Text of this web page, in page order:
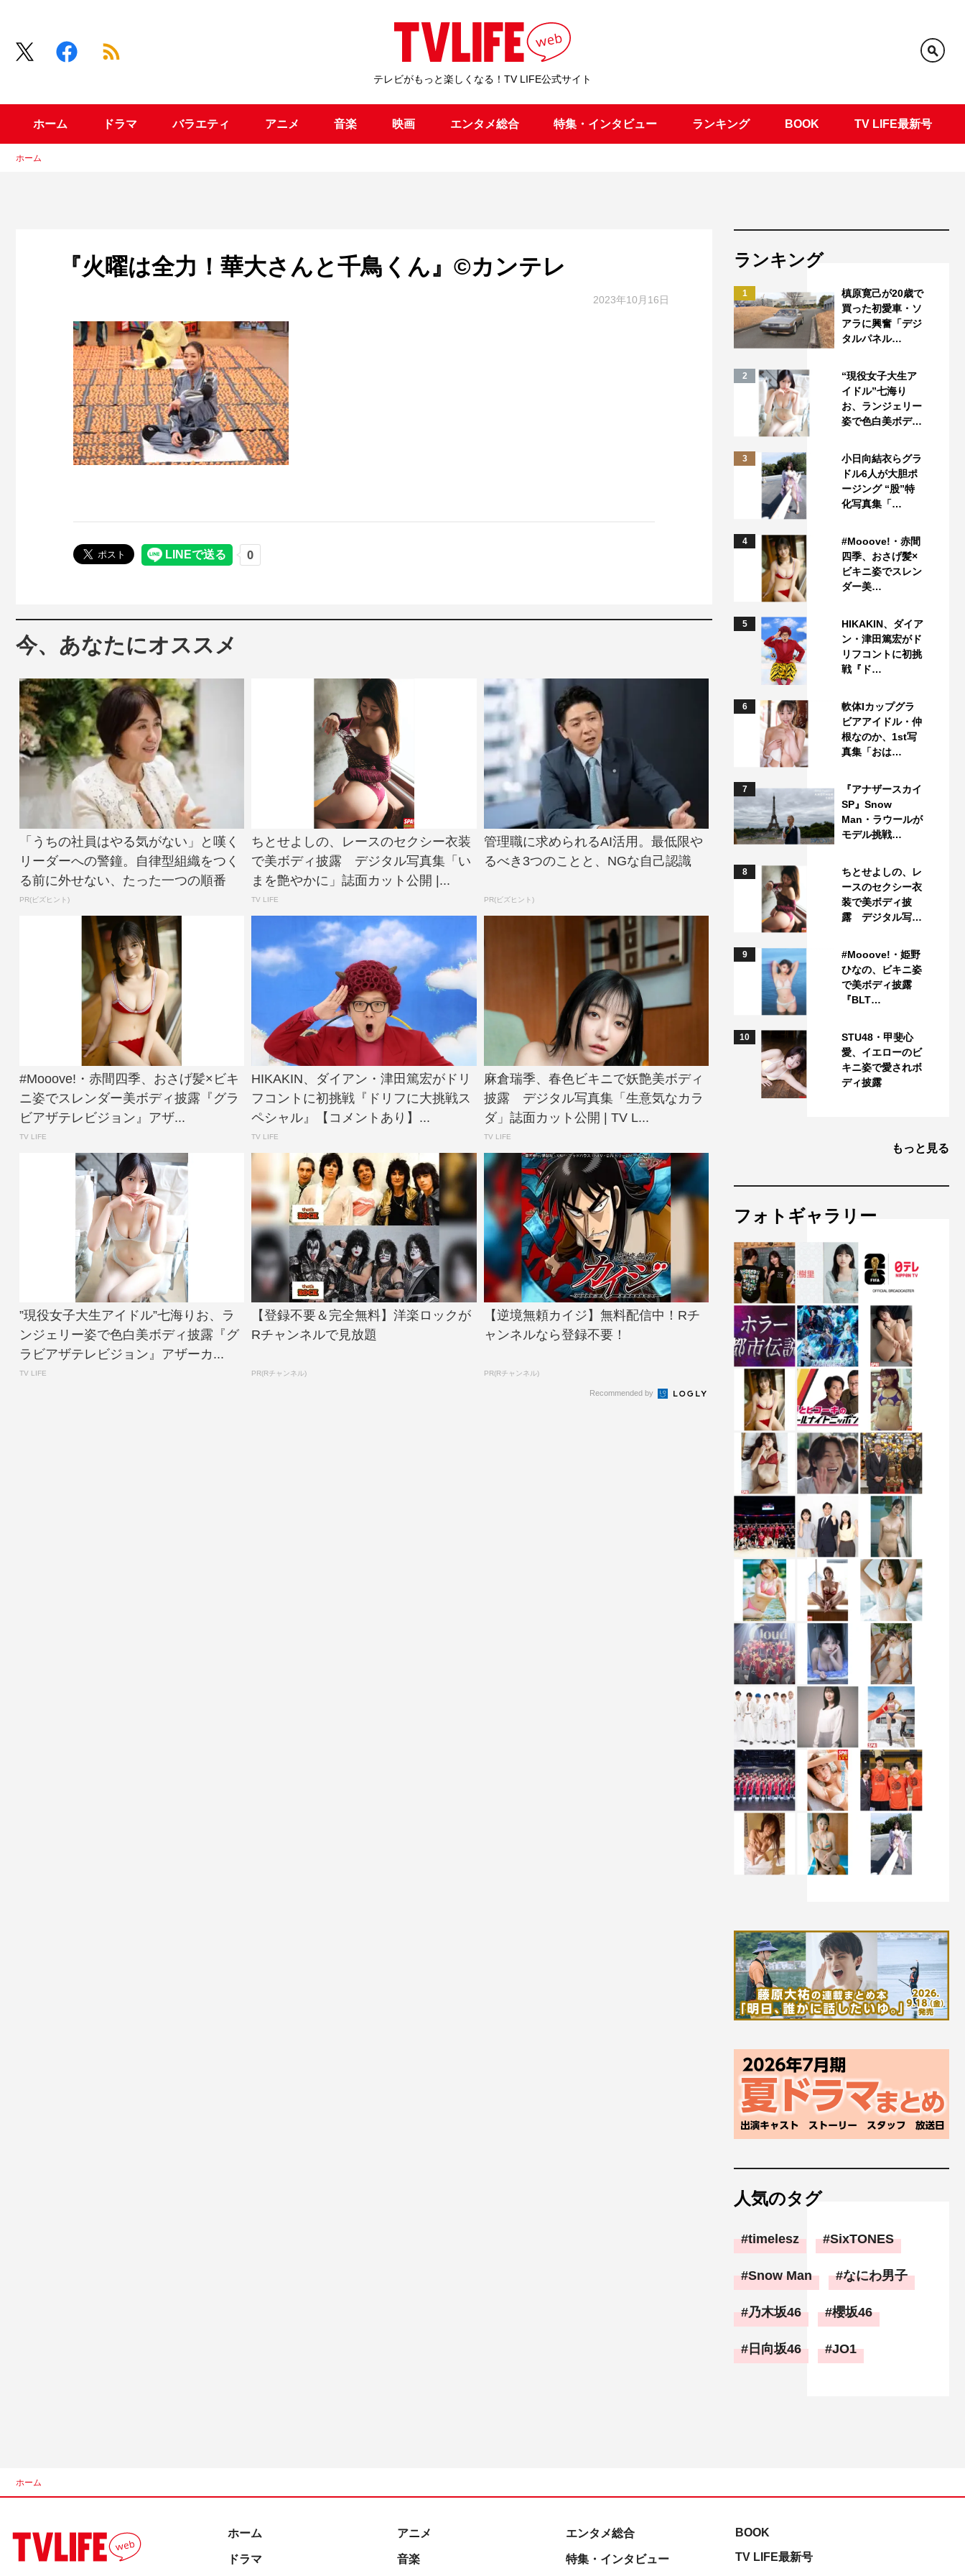
テレビがもっと楽しくなる！TV LIFE公式サイト
ホーム ドラマ バラエティ アニメ 音楽 映画 エンタメ総合 特集・インタビュー ランキング BOOK TV LIFE最新号
ホーム
『火曜は全力！華大さんと千鳥くん』©カンテレ
2023年10月16日
今、あなたにオススメ
「うちの社員はやる気がない」と嘆く
リーダーへの警鐘。自律型組織をつく
る前に外せない、たった一つの順番
PR(ビズヒント)
ちとせよしの、レースのセクシー衣装
で美ボディ披露 デジタル写真集「い
まを艶やかに」誌面カット公開 |...
TV LIFE
管理職に求められるAI活用。最低限や
るべき3つのことと、NGな自己認識
PR(ビズヒント)
#Mooove!・赤間四季、おさげ髪×ビキ
ニ姿でスレンダー美ボディ披露『グラ
ビアザテレビジョン』アザ...
TV LIFE
HIKAKIN、ダイアン・津田篤宏がドリ
フコントに初挑戦『ドリフに大挑戦ス
ペシャル』【コメントあり】...
TV LIFE
麻倉瑞季、春色ビキニで妖艶美ボディ
披露 デジタル写真集「生意気なカラ
ダ」誌面カット公開 | TV L...
TV LIFE
”現役女子大生アイドル”七海りお、ラ
ンジェリー姿で色白美ボディ披露『グ
ラビアザテレビジョン』アザーカ...
TV LIFE
【登録不要＆完全無料】洋楽ロックが
Rチャンネルで見放題
PR(Rチャンネル)
【逆境無頼カイジ】無料配信中！Rチ
ャンネルなら登録不要！
PR(Rチャンネル)
Recommended by
ランキング
1
槙原寛己が20歳で
買った初愛車・ソ
アラに興奮「デジ
タルパネル…
2
“現役女子大生ア
イドル”七海り
お、ランジェリー
姿で色白美ボデ…
3
小日向結衣らグラ
ドル6人が大胆ポ
ージング “股”特
化写真集「…
4
#Mooove!・赤間
四季、おさげ髪×
ビキニ姿でスレン
ダー美…
5
HIKAKIN、ダイア
ン・津田篤宏がド
リフコントに初挑
戦『ド…
6
軟体Iカップグラ
ビアアイドル・仲
根なのか、1st写
真集「おは…
7
『アナザースカイ
SP』Snow
Man・ラウールが
モデル挑戦…
8
ちとせよしの、レ
ースのセクシー衣
装で美ボディ披
露 デジタル写…
9
#Mooove!・姫野
ひなの、ビキニ姿
で美ボディ披露
『BLT…
10
STU48・甲斐心
愛、イエローのビ
キニ姿で愛されボ
ディ披露
もっと見る
フォトギャラリー
人気のタグ
timelesz SixTONES
Snow Man なにわ男子
乃木坂46 櫻坂46
日向坂46 JO1
ホーム
ホーム
ドラマ
アニメ
音楽
エンタメ総合
特集・インタビュー
BOOK
TV LIFE最新号